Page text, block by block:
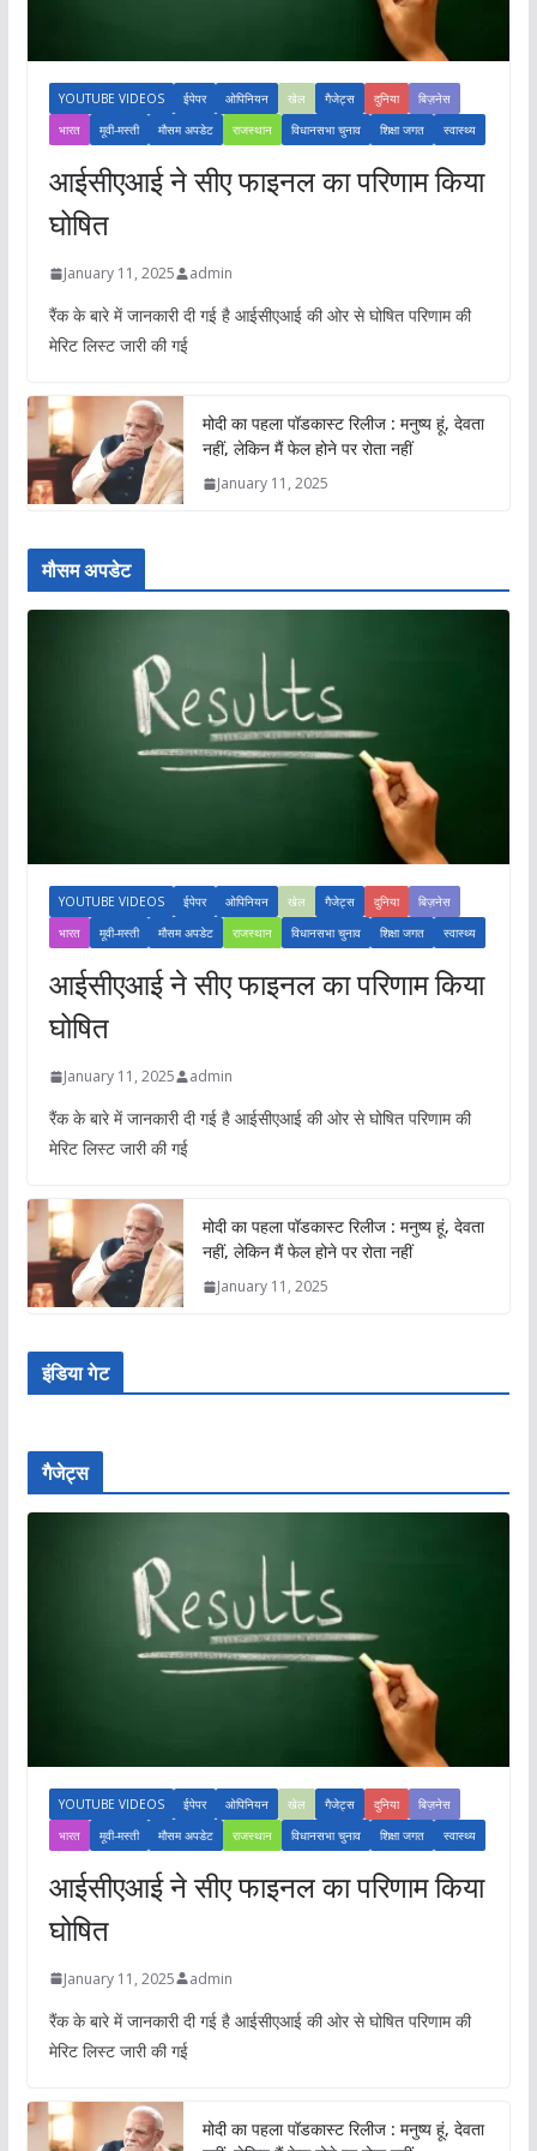
YOUTUBE VIDEOS ईपेपर ओपिनियन खेल गैजेट्स दुनिया
बिज़नेस
भारत
मूवी-मस्ती मौसम अपडेट राजस्थान विधानसभा चुनाव शिक्षा जगत स्वास्थ्य
आईसीएआई ने सीए फाइनल का परिणाम किया
घोषित
January 11, 2025 admin
रैंक के बारे में जानकारी दी गई है आईसीएआई की ओर से घोषित परिणाम की
मेरिट लिस्ट जारी की गई
मोदी का पहला पॉडकास्ट रिलीज : मनुष्य हूं, देवता
नहीं, लेकिन मैं फेल होने पर रोता नहीं
January 11, 2025
मौसम अपडेट
YOUTUBE VIDEOS ईपेपर ओपिनियन खेल गैजेट्स दुनिया
बिज़नेस
भारत
मूवी-मस्ती मौसम अपडेट राजस्थान विधानसभा चुनाव शिक्षा जगत स्वास्थ्य
आईसीएआई ने सीए फाइनल का परिणाम किया
घोषित
January 11, 2025 admin
रैंक के बारे में जानकारी दी गई है आईसीएआई की ओर से घोषित परिणाम की
मेरिट लिस्ट जारी की गई
मोदी का पहला पॉडकास्ट रिलीज : मनुष्य हूं, देवता
नहीं, लेकिन मैं फेल होने पर रोता नहीं
January 11, 2025
इंडिया गेट
गैजेट्स
YOUTUBE VIDEOS ईपेपर ओपिनियन खेल गैजेट्स दुनिया
बिज़नेस
भारत
मूवी-मस्ती मौसम अपडेट राजस्थान विधानसभा चुनाव शिक्षा जगत स्वास्थ्य
आईसीएआई ने सीए फाइनल का परिणाम किया
घोषित
January 11, 2025 admin
रैंक के बारे में जानकारी दी गई है आईसीएआई की ओर से घोषित परिणाम की
मेरिट लिस्ट जारी की गई
मोदी का पहला पॉडकास्ट रिलीज : मनुष्य हूं, देवता